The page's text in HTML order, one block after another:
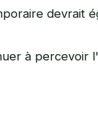
devrait
à percevoir